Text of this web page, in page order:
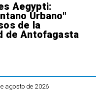
Aegypti:
Urbano"
de la
de Antofagasta
agosto de 2026